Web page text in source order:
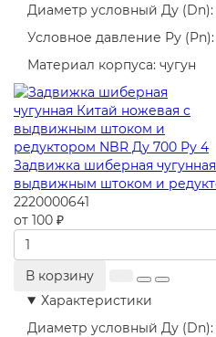
Диаметр условный Ду (Dn):
Условное давление Ру (Pn):
Материал корпуса: чугун
Задвижка шиберная
выдвижным штоком и
2220000641
от 100 ₽
В корзину
Характеристики
Диаметр условный Ду (Dn):